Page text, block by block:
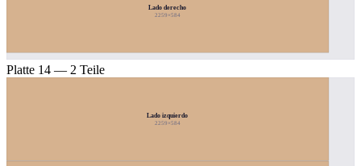
Lado derecho
2259×584
Platte 14 — 2 Teile
Lado izquierdo
2259×584